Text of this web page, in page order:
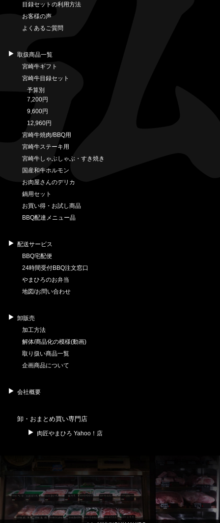
目録セットの利用方法
お客様の声
よくあるご質問
取扱商品一覧
宮崎牛ギフト
宮崎牛目録セット
予算別
7,200円
9,600円
12,960円
宮崎牛焼肉/BBQ用
宮崎牛ステーキ用
宮崎牛しゃぶしゃぶ・すき焼き
国産和牛ホルモン
お肉屋さんのデリカ
鍋用セット
お買い得・お試し商品
BBQ配達メニュー品
配送サービス
BBQ宅配便
24時間受付BBQ注文窓口
やまひろのお弁当
地図/お問い合わせ
卸販売
加工方法
解体/商品化の模様(動画)
取り扱い商品一覧
企画商品について
会社概要
卸・おまとめ買い専門店
肉匠やまひろ Yahoo！店